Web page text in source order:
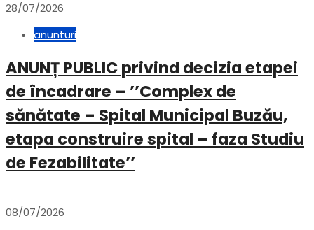
28/07/2026
anunturi
ANUNȚ PUBLIC privind decizia etapei
de încadrare – ’’Complex de
sănătate – Spital Municipal Buzău,
etapa construire spital – faza Studiu
de Fezabilitate’’
08/07/2026